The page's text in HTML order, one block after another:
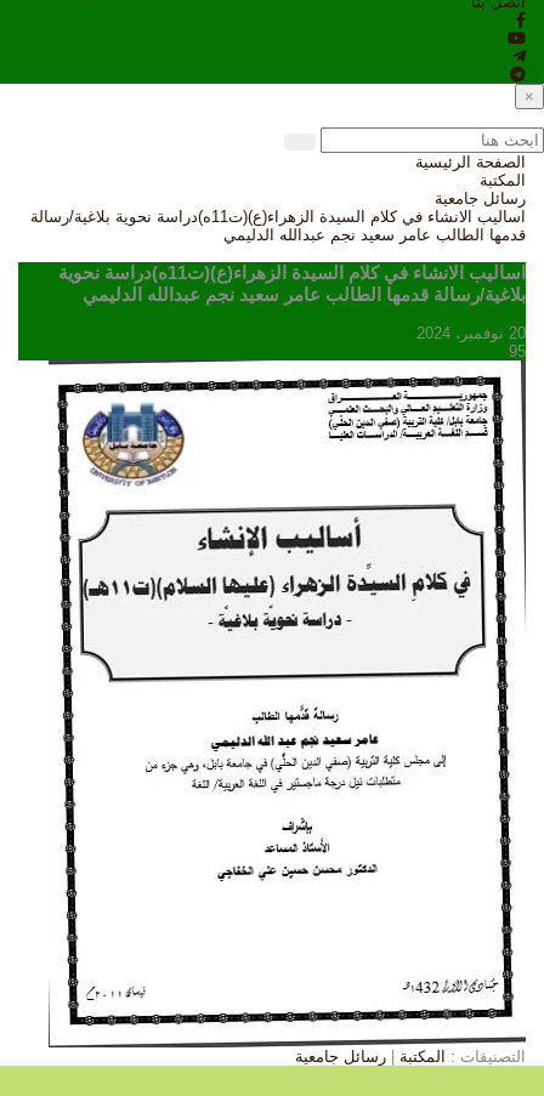
×
الصفحة الرئيسية
المكتبة
رسائل جامعية
اساليب الانشاء في كلام السيدة الزهراء(ع)(ت11ه)دراسة نحوية بلاغية/رسالة
قدمها الطالب عامر سعيد نجم عبدالله الدليمي
اساليب الانشاء في كلام السيدة الزهراء(ع)(ت11ه)دراسة نحوية
بلاغية/رسالة قدمها الطالب عامر سعيد نجم عبدالله الدليمي
20 نوفمبر، 2024
95
التصنيفات : المكتبة رسائل جامعية